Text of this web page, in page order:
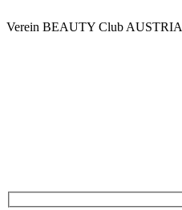
Verein BEAUTY Club AUSTRIA